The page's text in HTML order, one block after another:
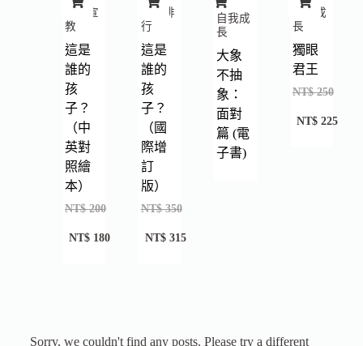
福音宣
教
這是
誰的
孩
子？
（中
英對
照繪
本）
NT$200
NT$ 180
暢銷排
行
這是
誰的
孩
子？
（國
際增
訂
版）
NT$350
NT$315
自我成
長
大象
不抽
象：
面對
篇 (電
子書)
自我成
長
獨眼
君王
NT$250
NT$225
Sorry, we couldn't find any posts. Please try a different